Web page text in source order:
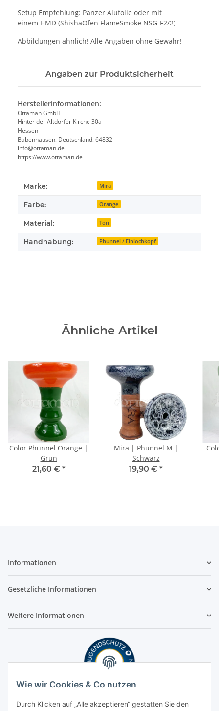
Setup Empfehlung: Panzer Alufolie oder mit
einem HMD (ShishaOfen FlameSmoke NSG-F2/2)
Abbildungen ähnlich! Alle Angaben ohne Gewähr!
Angaben zur Produktsicherheit
Herstellerinformationen:
Ottaman GmbH
Hinter der Altdörfer Kirche 30a
Hessen
Babenhausen, Deutschland, 64832
info@ottaman.de
https://www.ottaman.de
Marke: Mira
Farbe: Orange
Material: Ton
Handhabung: Phunnel / Einlochkopf
Ähnliche Artikel
Color Phunnel Orange |
Grün
21,60 € *
Mira | Phunnel M |
Schwarz
19,90 € *
Informationen
Gesetzliche Informationen
Weitere Informationen
Wie wir Cookies & Co nutzen
Durch Klicken auf „Alle akzeptieren“ gestatten Sie den